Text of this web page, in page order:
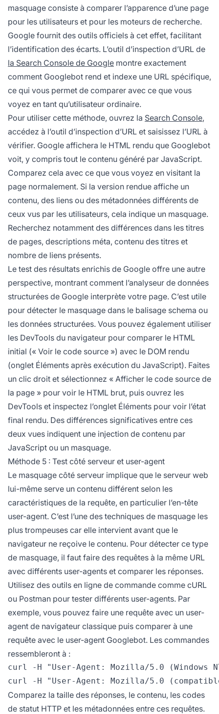
masquage consiste à comparer l’apparence d’une page
pour les utilisateurs et pour les moteurs de recherche.
Google fournit des outils officiels à cet effet, facilitant
l’identification des écarts. L’outil d’inspection d’URL de
la Search Console de Google montre exactement
comment Googlebot rend et indexe une URL spécifique,
ce qui vous permet de comparer avec ce que vous
voyez en tant qu’utilisateur ordinaire.
Pour utiliser cette méthode, ouvrez la Search Console,
accédez à l’outil d’inspection d’URL et saisissez l’URL à
vérifier. Google affichera le HTML rendu que Googlebot
voit, y compris tout le contenu généré par JavaScript.
Comparez cela avec ce que vous voyez en visitant la
page normalement. Si la version rendue affiche un
contenu, des liens ou des métadonnées différents de
ceux vus par les utilisateurs, cela indique un masquage.
Recherchez notamment des différences dans les titres
de pages, descriptions méta, contenu des titres et
nombre de liens présents.
Le test des résultats enrichis de Google offre une autre
perspective, montrant comment l’analyseur de données
structurées de Google interprète votre page. C’est utile
pour détecter le masquage dans le balisage schema ou
les données structurées. Vous pouvez également utiliser
les DevTools du navigateur pour comparer le HTML
initial (« Voir le code source ») avec le DOM rendu
(onglet Éléments après exécution du JavaScript). Faites
un clic droit et sélectionnez « Afficher le code source de
la page » pour voir le HTML brut, puis ouvrez les
DevTools et inspectez l’onglet Éléments pour voir l’état
final rendu. Des différences significatives entre ces
deux vues indiquent une injection de contenu par
JavaScript ou un masquage.
Méthode 5 : Test côté serveur et user-agent
Le masquage côté serveur implique que le serveur web
lui-même serve un contenu différent selon les
caractéristiques de la requête, en particulier l’en-tête
user-agent. C’est l’une des techniques de masquage les
plus trompeuses car elle intervient avant que le
navigateur ne reçoive le contenu. Pour détecter ce type
de masquage, il faut faire des requêtes à la même URL
avec différents user-agents et comparer les réponses.
Utilisez des outils en ligne de commande comme cURL
ou Postman pour tester différents user-agents. Par
exemple, vous pouvez faire une requête avec un user-
agent de navigateur classique puis comparer à une
requête avec le user-agent Googlebot. Les commandes
ressembleront à :
curl -H "User-Agent: Mozilla/5.0 (Windows
Comparez la taille des réponses, le contenu, les codes
de statut HTTP et les métadonnées entre ces requêtes.